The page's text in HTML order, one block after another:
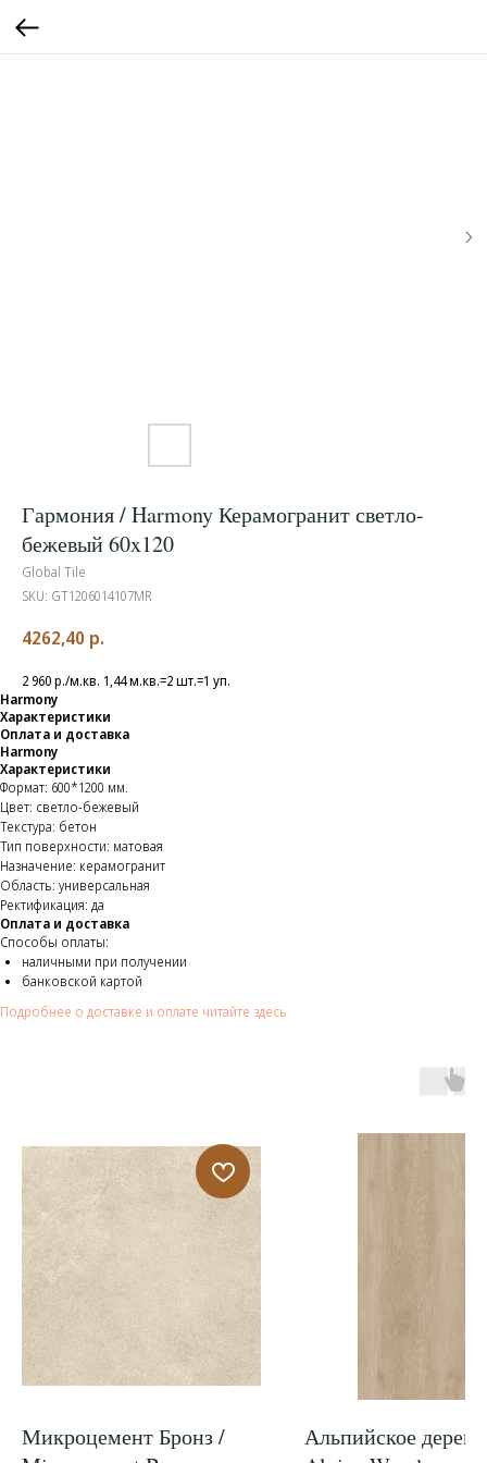
Гармония / Harmony Керамогранит светло-
бежевый 60x120
Global Tile
SKU: GT1206014107MR
4262,40 р.
2 960 р./м.кв. 1,44 м.кв.=2 шт.=1 уп.
Harmony
Характеристики
Оплата и доставка
Harmony
Характеристики
Формат: 600*1200 мм.
Цвет: светло-бежевый
Текстура: бетон
Тип поверхности: матовая
Назначение: керамогранит
Область: универсальная
Ректификация: да
Оплата и доставка
Способы оплаты:
наличными при получении
банковской картой
Подробнее о доставке и оплате читайте здесь
Микроцемент Бронз /
Альпийское